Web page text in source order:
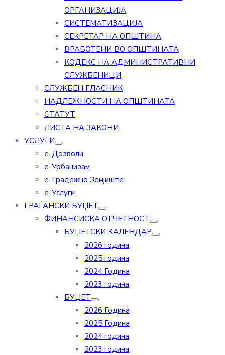
ОРГАНИЗАЦИЈА
СИСТЕМАТИЗАЦИЈА
СЕКРЕТАР НА ОПШТИНА
ВРАБОТЕНИ ВО ОПШТИНАТА
КОДЕКС НА АДМИНИСТРАТИВНИ
СЛУЖБЕНИЦИ
СЛУЖБЕН ГЛАСНИК
НАДЛЕЖНОСТИ НА ОПШТИНАТА
СТАТУТ
ЛИСТА НА ЗАКОНИ
УСЛУГИ
е-Дозволи
е-Урбанизам
е-Градежно Земјиште
е-Услуги
ГРАЃАНСКИ БУЏЕТ
ФИНАНСИСКА ОТЧЕТНОСТ
БУЏЕТСКИ КАЛЕНДАР
2026 година
2025 година
2024 Година
2023 година
БУЏЕТ
2026 Година
2025 Година
2024 година
2023 година